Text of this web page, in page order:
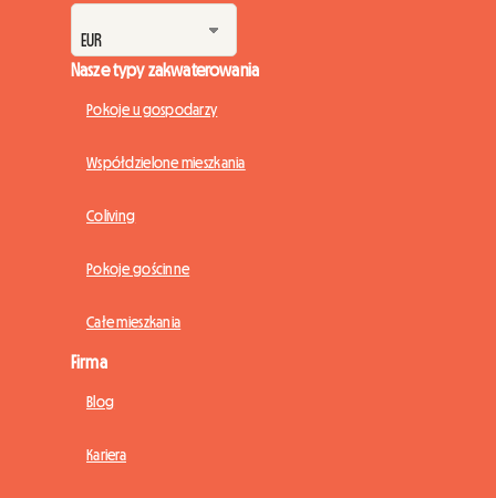
Nasze typy zakwaterowania
Pokoje u gospodarzy
Współdzielone mieszkania
Coliving
Pokoje gościnne
Całe mieszkania
Firma
Blog
Kariera